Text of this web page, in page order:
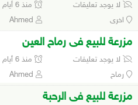
لا يوجد تعليقات
منذ 6 أيام
اخرى
مزرعة للبيع فى رماح العين
لا يوجد تعليقات
منذ 6 أيام
رماح
مزرعة للبيع فى الرحبة